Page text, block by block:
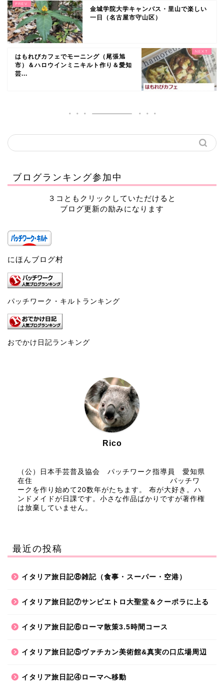
金城学院大学キャンパス・里山で楽しい
一日（名古屋市守山区）
はもれびカフェでモーニング（尾張旭
市）＆ハロウインミニキルト作り＆愛知
芸...
ブログランキング参加中
３コともクリックしていただけると
ブログ更新の励みになります
にほんブログ村
パッチワーク・キルトランキング
おでかけ日記ランキング
Rico
（公）日本手芸普及協会 パッチワーク指導員 愛知県
在住 パッチワ
ークを作り始めて20数年がたちます。 布が大好き。ハ
ンドメイドが日課です。小さな作品ばかりですが著作権
は放棄していません。
最近の投稿
イタリア旅日記⑧雑記（食事・スーパー・空港）
イタリア旅日記⑦サンピエトロ大聖堂＆クーポラに上る
イタリア旅日記⑥ローマ散策3.5時間コース
イタリア旅日記⑤ヴァチカン美術館&真実の口広場周辺
イタリア旅日記④ローマへ移動